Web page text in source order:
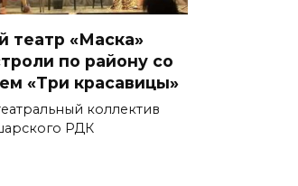
театр «Маска»
по району со
«Три красавицы»
коллектив
РДК